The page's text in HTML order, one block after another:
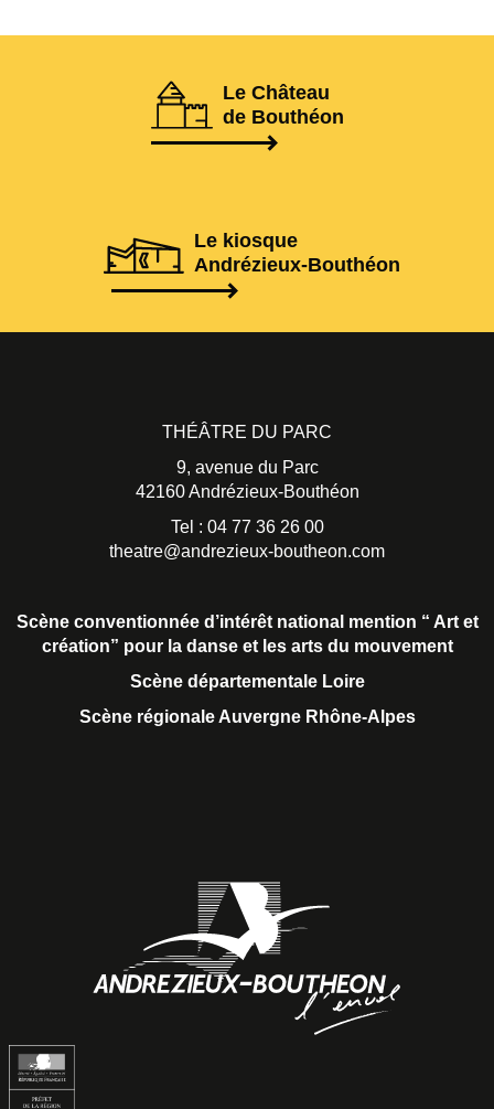
Le Château
de Bouthéon
Le kiosque
Andrézieux-Bouthéon
THÉÂTRE DU PARC
9, avenue du Parc
42160 Andrézieux-Bouthéon
Tel : 04 77 36 26 00
theatre@andrezieux-boutheon.com
Scène conventionnée d’intérêt national mention “ Art et
création” pour la danse et les arts du mouvement
Scène départementale Loire
Scène régionale Auvergne Rhône-Alpes